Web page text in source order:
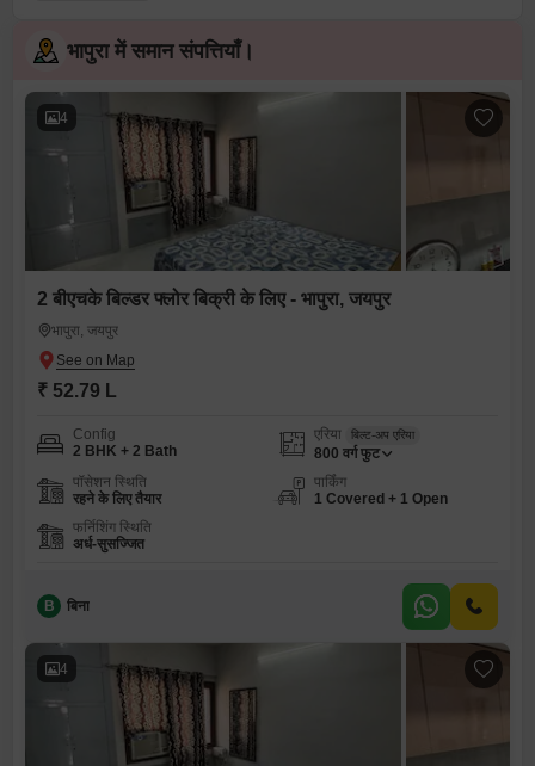
भापुरा में समान संपत्तियाँ।
4
2 बीएचके बिल्डर फ्लोर बिक्री के लिए - भापुरा, जयपुर
भापुरा, जयपुर
₹ 52.79 L
Config
2 BHK + 2 Bath
एरिया बिल्ट-अप एरिया
800 वर्ग फुट
पॉसेशन स्थिति
रहने के लिए तैयार
पार्किंग
1 Covered + 1 Open
फर्निशिंग स्थिति
अर्ध-सुसज्जित
B बिना
4